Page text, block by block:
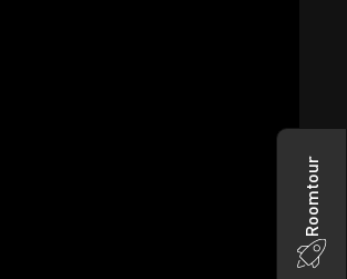
Roomtour